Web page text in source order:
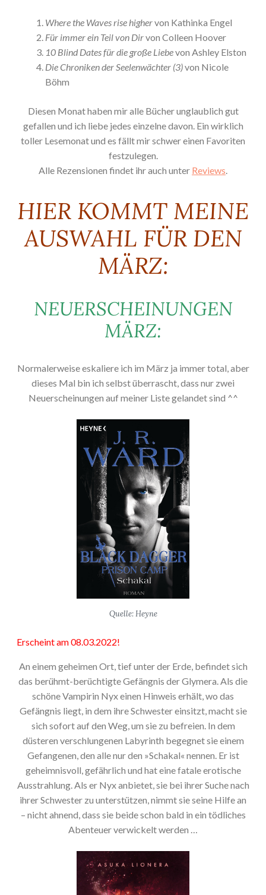
Where the Waves rise highervon Kathinka Engel
Für immer ein Teil von Dirvon Colleen Hoover
10 Blind Dates für die große Liebevon Ashley Elston
Die Chroniken der Seelenwächter (3)von Nicole
Böhm
Diesen Monat haben mir alle Bücher unglaublich gut
gefallen und ich liebe jedes einzelne davon. Ein wirklich
toller Lesemonat und es fällt mir schwer einen Favoriten
festzulegen.
Alle Rezensionen findet ihr auch unter Reviews.
HIER KOMMT MEINE
AUSWAHL FÜR DEN
MÄRZ:
NEUERSCHEINUNGEN
MÄRZ:
Normalerweise eskaliere ich im März ja immer total, aber
dieses Mal bin ich selbst überrascht, dass nur zwei
Neuerscheinungen auf meiner Liste gelandet sind ^^
Quelle: Heyne
Erscheint am 08.03.2022!
An einem geheimen Ort, tief unter der Erde, befindet sich
das berühmt-berüchtigte Gefängnis der Glymera. Als die
schöne Vampirin Nyx einen Hinweis erhält, wo das
Gefängnis liegt, in dem ihre Schwester einsitzt, macht sie
sich sofort auf den Weg, um sie zu befreien. In dem
düsteren verschlungenen Labyrinth begegnet sie einem
Gefangenen, den alle nur den »Schakal« nennen. Er ist
geheimnisvoll, gefährlich und hat eine fatale erotische
Ausstrahlung. Als er Nyx anbietet, sie bei ihrer Suche nach
ihrer Schwester zu unterstützen, nimmt sie seine Hilfe an
– nicht ahnend, dass sie beide schon bald in ein tödliches
Abenteuer verwickelt werden …